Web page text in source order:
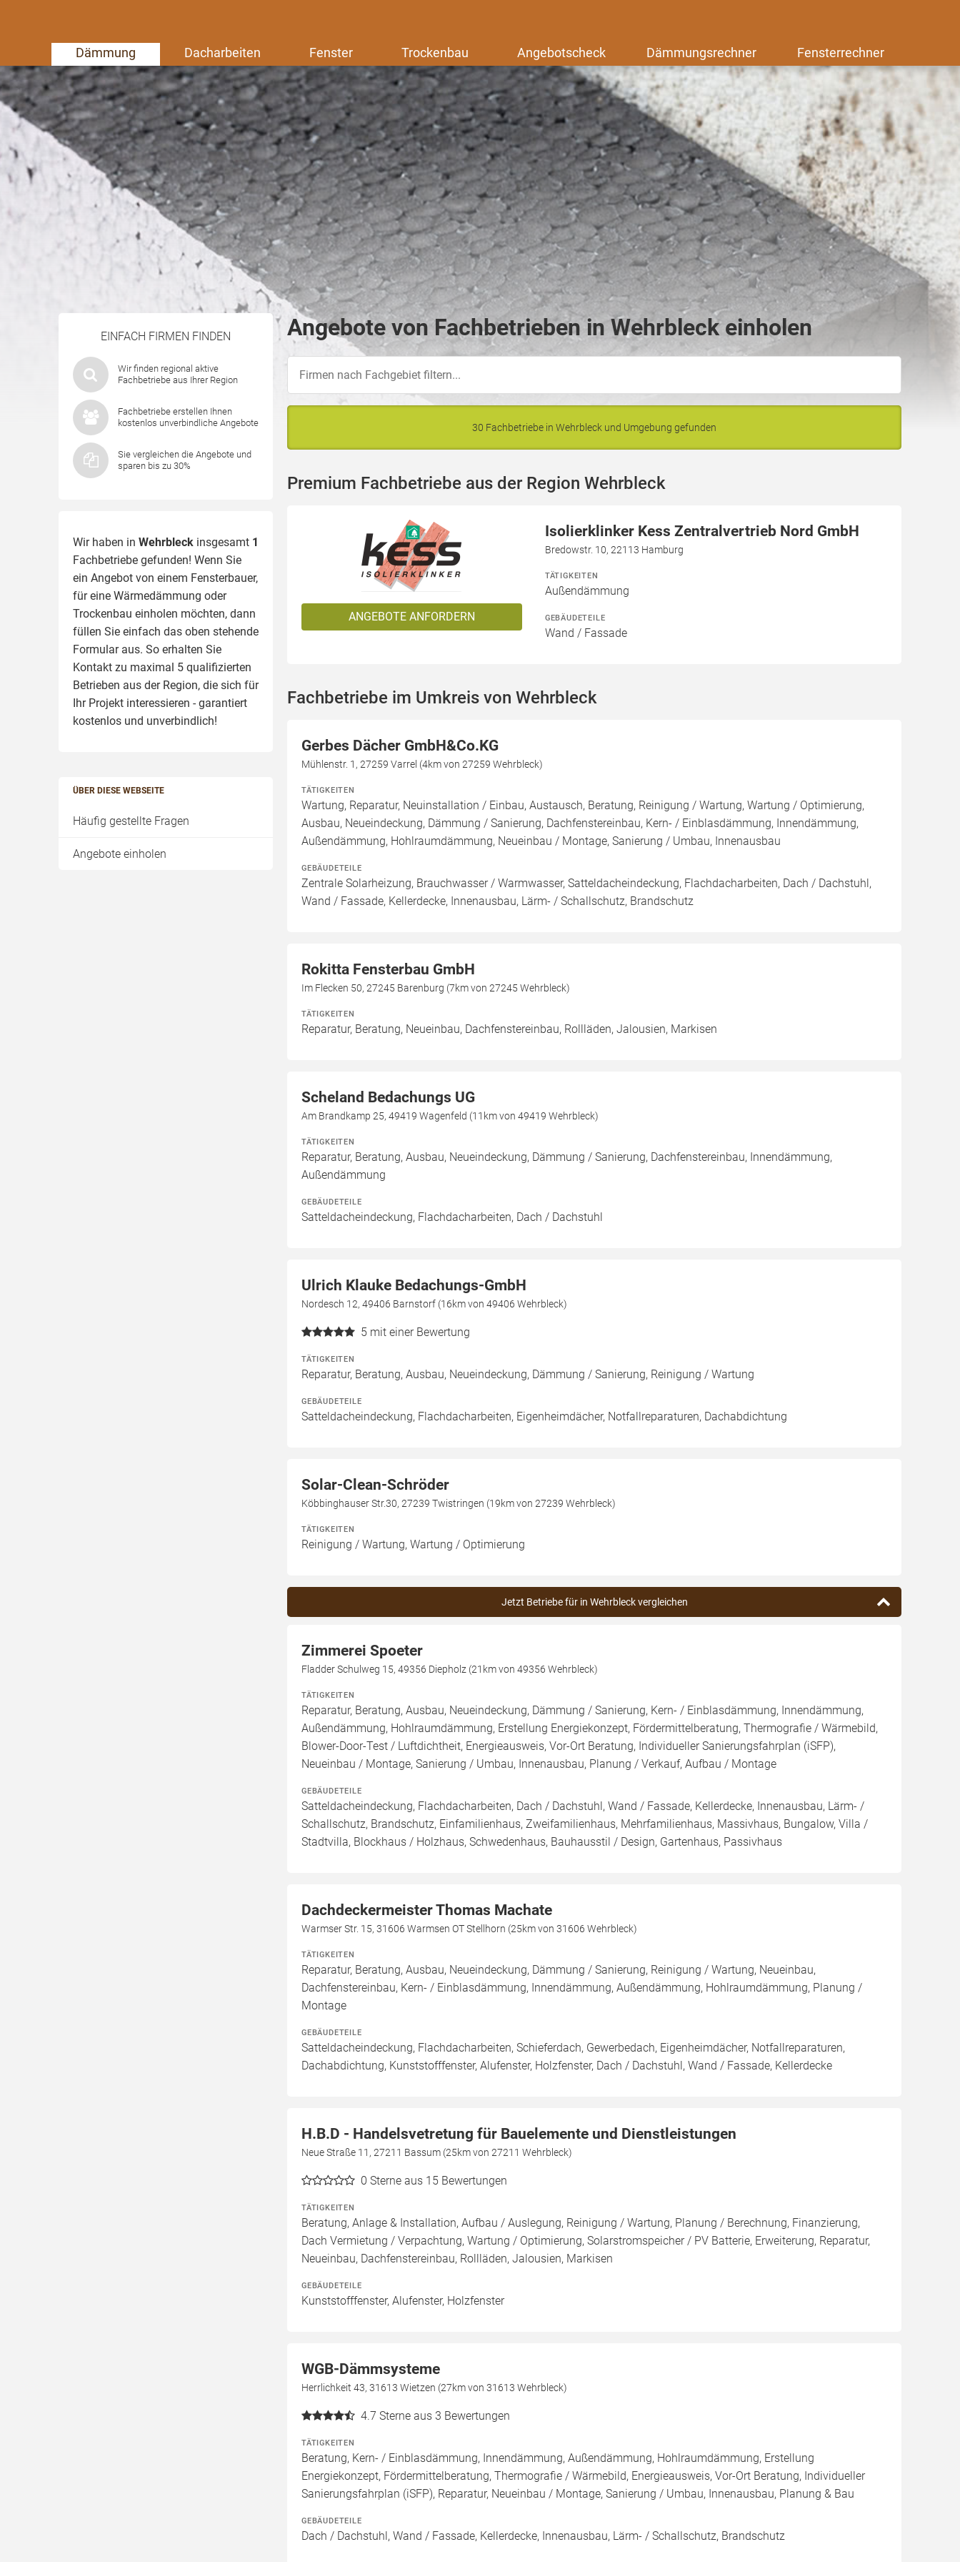
Dämmung Dacharbeiten Fenster Trockenbau Angebotscheck Dämmungsrechner Fensterrechner
EINFACH FIRMEN FINDEN
Wir finden regional aktive
Fachbetriebe aus Ihrer Region
Fachbetriebe erstellen Ihnen
kostenlos unverbindliche Angebote
Sie vergleichen die Angebote und
sparen bis zu 30%
Wir haben in Wehrbleck insgesamt 1
Fachbetriebe gefunden! Wenn Sie
ein Angebot von einem Fensterbauer,
für eine Wärmedämmung oder
Trockenbau einholen möchten, dann
füllen Sie einfach das oben stehende
Formular aus. So erhalten Sie
Kontakt zu maximal 5 qualifizierten
Betrieben aus der Region, die sich für
Ihr Projekt interessieren - garantiert
kostenlos und unverbindlich!
ÜBER DIESE WEBSEITE
Häufig gestellte Fragen
Angebote einholen
Angebote von Fachbetrieben in Wehrbleck einholen
30 Fachbetriebe in Wehrbleck und Umgebung gefunden
Premium Fachbetriebe aus der Region Wehrbleck
ANGEBOTE ANFORDERN
Isolierklinker Kess Zentralvertrieb Nord GmbH
Bredowstr. 10, 22113 Hamburg
TÄTIGKEITEN
Außendämmung
GEBÄUDETEILE
Wand / Fassade
Fachbetriebe im Umkreis von Wehrbleck
Gerbes Dächer GmbH&Co.KG
Mühlenstr. 1, 27259 Varrel (4km von 27259 Wehrbleck)
TÄTIGKEITEN
Wartung, Reparatur, Neuinstallation / Einbau, Austausch, Beratung, Reinigung / Wartung, Wartung / Optimierung,
Ausbau, Neueindeckung, Dämmung / Sanierung, Dachfenstereinbau, Kern- / Einblasdämmung, Innendämmung,
Außendämmung, Hohlraumdämmung, Neueinbau / Montage, Sanierung / Umbau, Innenausbau
GEBÄUDETEILE
Zentrale Solarheizung, Brauchwasser / Warmwasser, Satteldacheindeckung, Flachdacharbeiten, Dach / Dachstuhl,
Wand / Fassade, Kellerdecke, Innenausbau, Lärm- / Schallschutz, Brandschutz
Rokitta Fensterbau GmbH
Im Flecken 50, 27245 Barenburg (7km von 27245 Wehrbleck)
TÄTIGKEITEN
Reparatur, Beratung, Neueinbau, Dachfenstereinbau, Rollläden, Jalousien, Markisen
Scheland Bedachungs UG
Am Brandkamp 25, 49419 Wagenfeld (11km von 49419 Wehrbleck)
TÄTIGKEITEN
Reparatur, Beratung, Ausbau, Neueindeckung, Dämmung / Sanierung, Dachfenstereinbau, Innendämmung,
Außendämmung
GEBÄUDETEILE
Satteldacheindeckung, Flachdacharbeiten, Dach / Dachstuhl
Ulrich Klauke Bedachungs-GmbH
Nordesch 12, 49406 Barnstorf (16km von 49406 Wehrbleck)
5 mit einer Bewertung
TÄTIGKEITEN
Reparatur, Beratung, Ausbau, Neueindeckung, Dämmung / Sanierung, Reinigung / Wartung
GEBÄUDETEILE
Satteldacheindeckung, Flachdacharbeiten, Eigenheimdächer, Notfallreparaturen, Dachabdichtung
Solar-Clean-Schröder
Köbbinghauser Str.30, 27239 Twistringen (19km von 27239 Wehrbleck)
TÄTIGKEITEN
Reinigung / Wartung, Wartung / Optimierung
Jetzt Betriebe für in Wehrbleck vergleichen
Zimmerei Spoeter
Fladder Schulweg 15, 49356 Diepholz (21km von 49356 Wehrbleck)
TÄTIGKEITEN
Reparatur, Beratung, Ausbau, Neueindeckung, Dämmung / Sanierung, Kern- / Einblasdämmung, Innendämmung,
Außendämmung, Hohlraumdämmung, Erstellung Energiekonzept, Fördermittelberatung, Thermografie / Wärmebild,
Blower-Door-Test / Luftdichtheit, Energieausweis, Vor-Ort Beratung, Individueller Sanierungsfahrplan (iSFP),
Neueinbau / Montage, Sanierung / Umbau, Innenausbau, Planung / Verkauf, Aufbau / Montage
GEBÄUDETEILE
Satteldacheindeckung, Flachdacharbeiten, Dach / Dachstuhl, Wand / Fassade, Kellerdecke, Innenausbau, Lärm- /
Schallschutz, Brandschutz, Einfamilienhaus, Zweifamilienhaus, Mehrfamilienhaus, Massivhaus, Bungalow, Villa /
Stadtvilla, Blockhaus / Holzhaus, Schwedenhaus, Bauhausstil / Design, Gartenhaus, Passivhaus
Dachdeckermeister Thomas Machate
Warmser Str. 15, 31606 Warmsen OT Stellhorn (25km von 31606 Wehrbleck)
TÄTIGKEITEN
Reparatur, Beratung, Ausbau, Neueindeckung, Dämmung / Sanierung, Reinigung / Wartung, Neueinbau,
Dachfenstereinbau, Kern- / Einblasdämmung, Innendämmung, Außendämmung, Hohlraumdämmung, Planung /
Montage
GEBÄUDETEILE
Satteldacheindeckung, Flachdacharbeiten, Schieferdach, Gewerbedach, Eigenheimdächer, Notfallreparaturen,
Dachabdichtung, Kunststofffenster, Alufenster, Holzfenster, Dach / Dachstuhl, Wand / Fassade, Kellerdecke
H.B.D - Handelsvetretung für Bauelemente und Dienstleistungen
Neue Straße 11, 27211 Bassum (25km von 27211 Wehrbleck)
0 Sterne aus 15 Bewertungen
TÄTIGKEITEN
Beratung, Anlage & Installation, Aufbau / Auslegung, Reinigung / Wartung, Planung / Berechnung, Finanzierung,
Dach Vermietung / Verpachtung, Wartung / Optimierung, Solarstromspeicher / PV Batterie, Erweiterung, Reparatur,
Neueinbau, Dachfenstereinbau, Rollläden, Jalousien, Markisen
GEBÄUDETEILE
Kunststofffenster, Alufenster, Holzfenster
WGB-Dämmsysteme
Herrlichkeit 43, 31613 Wietzen (27km von 31613 Wehrbleck)
4.7 Sterne aus 3 Bewertungen
TÄTIGKEITEN
Beratung, Kern- / Einblasdämmung, Innendämmung, Außendämmung, Hohlraumdämmung, Erstellung
Energiekonzept, Fördermittelberatung, Thermografie / Wärmebild, Energieausweis, Vor-Ort Beratung, Individueller
Sanierungsfahrplan (iSFP), Reparatur, Neueinbau / Montage, Sanierung / Umbau, Innenausbau, Planung & Bau
GEBÄUDETEILE
Dach / Dachstuhl, Wand / Fassade, Kellerdecke, Innenausbau, Lärm- / Schallschutz, Brandschutz